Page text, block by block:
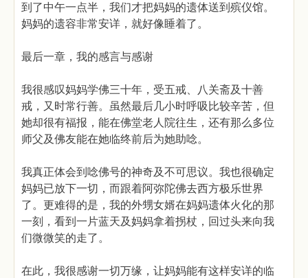
到了中午一点半，我们才把妈妈的遗体送到殡仪馆。
妈妈的遗容非常安详，就好像睡着了。
最后一章，我的感言与感谢
我很感叹妈妈学佛三十年，受五戒、八关斋及十善
戒，又时常行善。虽然最后几小时呼吸比较辛苦，但
她却很有福报，能在佛堂老人院往生，还有那么多位
师父及佛友能在她临终前后为她助唸。
我真正体会到唸佛号的神奇及不可思议。我也很确定
妈妈已放下一切，而跟着阿弥陀佛去西方极乐世界
了。更难得的是，我的外甥女婿在妈妈遗体火化的那
一刻，看到一片蓝天及妈妈拿着拐杖，回过头来向我
们微微笑的走了。
在此，我很感谢一切万缘，让妈妈能有这样安详的临